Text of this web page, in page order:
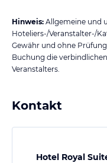
Hinweis: Allgemeine und
Hoteliers-/Veranstalter-/
Gewähr und ohne
Buchung die verbindlichen
Veranstalters.
Kontakt
Hotel Royal